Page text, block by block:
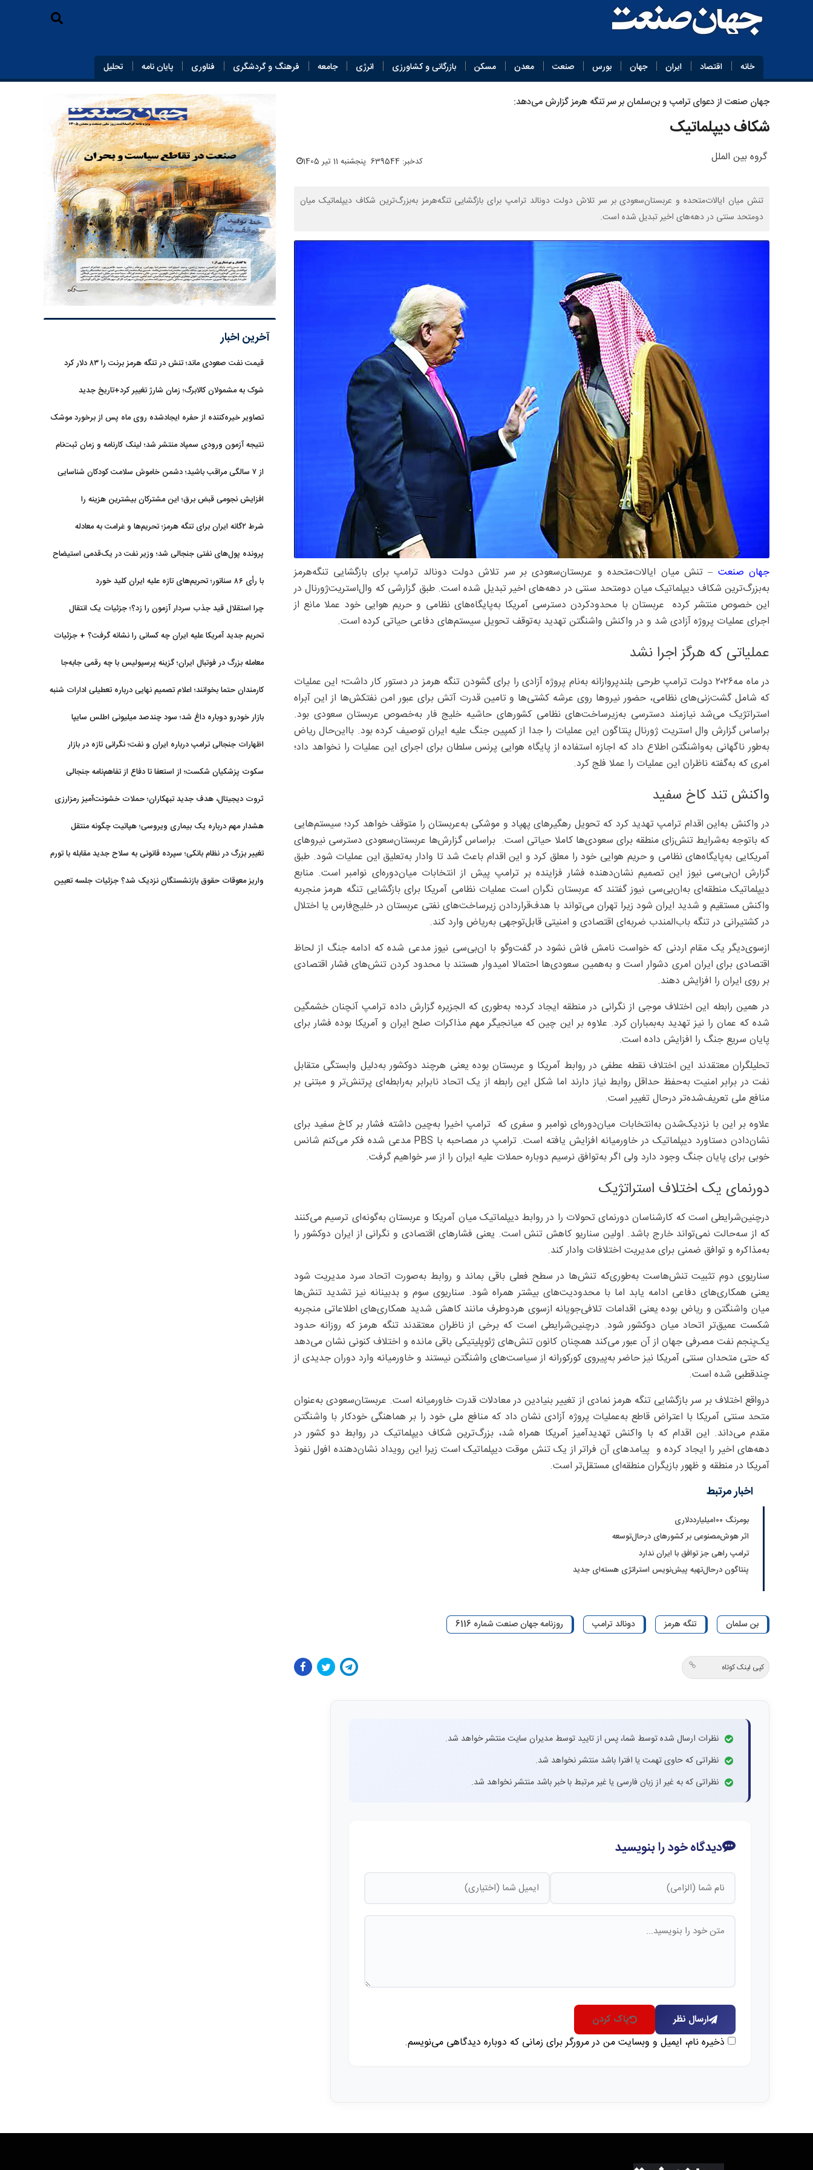
خانه اقتصاد ایران جهان بورس صنعت معدن مسکن بازرگانی و کشاورزی انرژی جامعه فرهنگ و گردشگری فناوری پایان‌ نامه تحلیل
جهان‌ صنعت از دعوای ترامپ و بن‌سلمان بر سر تنگه هرمز گزارش می‌دهد:
شکاف دیپلماتیک
گروه بین الملل کدخبر: 639544 پنجشنبه 11 تیر 1405
تنش میان ایالات‌متحده و عربستان‌سعودی بر سر تلاش دولت دونالد ترامپ برای بازگشایی تنگه‌هرمز به‌بزرگ‌ترین شکاف دیپلماتیک میان
دومتحد سنتی در دهه‌های اخیر تبدیل شده است.
جهان صنعت – تنش میان ایالات‌متحده و عربستان‌سعودی بر سر تلاش دولت دونالد ترامپ برای بازگشایی تنگه‌هرمز
به‌بزرگ‌ترین شکاف دیپلماتیک میان دومتحد سنتی در دهه‌های اخیر تبدیل شده است. طبق گزارشی که وال‌استریت‌‌ژورنال در
این خصوص منتشر کرده عربستان با محدودکردن دسترسی آمریکا به‌پایگاه‌های نظامی و حریم هوایی خود عملا مانع از
اجرای عملیات پروژه آزادی شد و در واکنش واشنگتن تهدید به‌توقف تحویل سیستم‌های دفاعی حیاتی کرده است.
عملیاتی که هرگز اجرا نشد
در ماه مه۲۰۲۶ دولت ترامپ طرحی بلندپروازانه به‌نام پروژه آزادی را برای گشودن تنگه هرمز در دستور کار داشت؛ این عملیات
که شامل گشت‌زنی‌های نظامی، حضور نیروها روی عرشه کشتی‌ها و تامین قدرت آتش برای عبور امن نفتکش‌ها از این آبراه
استراتژیک می‌شد نیازمند دسترسی به‌زیرساخت‌های نظامی کشورهای حاشیه خلیج فار به‌خصوص عربستان سعودی بود.
براساس گزارش وال استریت ژورنال پنتاگون این عملیات را جدا از کمپین جنگ علیه ایران توصیف کرده بود. بااین‌حال ریاض
به‌طور ناگهانی به‌واشنگتن اطلاع داد که اجازه استفاده از پایگاه هوایی پرنس سلطان برای اجرای این عملیات را نخواهد داد؛
امری که به‌گفته ناظران این عملیات را عملا فلج کرد.
واکنش تند کاخ سفید
در واکنش به‌این اقدام ترامپ تهدید کرد که تحویل رهگیرهای پهپاد و موشکی به‌عربستان را متوقف خواهد کرد؛ سیستم‌هایی
که باتوجه به‌شرایط تنش‌زای منطقه برای سعودی‌ها کاملا حیاتی است. براساس گزارش‌ها عربستان‌سعودی دسترسی نیروهای
آمریکایی به‌پایگاه‌های نظامی و حریم هوایی خود را معلق کرد و این اقدام باعث شد تا وادار به‌تعلیق این عملیات شود. طبق
گزارش ان‌بی‌سی نیوز این تصمیم نشان‌دهنده فشار فزاینده بر ترامپ پیش از انتخابات میان‌دوره‌ای نوامبر است. منابع
دیپلماتیک منطقه‌ای به‌ان‌بی‌سی نیوز گفتند که عربستان نگران است عملیات نظامی آمریکا برای بازگشایی تنگه هرمز منجربه
‌واکنش مستقیم و شدید ایران شود زیرا تهران می‌تواند با هدف‌قراردادن زیرساخت‌های نفتی عربستان در خلیج‌فارس یا اختلال
در کشتیرانی در تنگه باب‌المندب ضربه‌ای اقتصادی و امنیتی قابل‌توجهی به‌ریاض وارد کند.
ازسوی‌دیگر یک مقام اردنی که خواست نامش فاش نشود در گفت‌و‌گو با ان‌بی‌سی نیوز مدعی شده که ادامه جنگ از لحاظ
اقتصادی برای ایران امری دشوار است و به‌همین سعودی‌ها احتمالا امیدوار هستند با محدود کردن تنش‌های فشار اقتصادی
بر روی ایران را افزایش دهند.
در همین رابطه این اختلاف موجی از نگرانی در منطقه ایجاد کرده؛ به‌طوری که الجزیره گزارش داده ترامپ آنچنان خشمگین
شده که عمان را نیز تهدید به‌بمباران کرد. علاوه بر این چین که میانجیگر مهم مذاکرات صلح ایران و آمریکا بوده فشار برای
پایان سریع جنگ را افزایش داده است.
تحلیلگران معتقدند این اختلاف نقطه عطفی در روابط آمریکا و عربستان بوده یعنی هرچند دوکشور به‌دلیل وابستگی متقابل
نفت در برابر امنیت به‌حفظ حداقل روابط نیاز دارند اما شکل این رابطه از یک اتحاد نابرابر به‌رابطه‌ای پرتنش‌تر و مبتنی بر
منافع ملی تعریف‌شده‌تر درحال تغییر است.
علاوه بر این با نزدیک‌شدن به‌انتخابات میان‌دوره‌ای نوامبر و سفری که ترامپ اخیرا به‌چین داشته فشار بر کاخ سفید برای
نشان‌دادن دستاورد دیپلماتیک در خاورمیانه افزایش یافته است. ترامپ در مصاحبه با PBS مدعی شده فکر می‌کنم شانس
خوبی برای پایان جنگ وجود دارد ولی اگر به‌توافق نرسیم دوباره حملات علیه ایران را از سر خواهیم گرفت.
دورنمای یک اختلاف استراتژیک
درچنین‌شرایطی است که کارشناسان دورنمای تحولات را در روابط دیپلماتیک میان آمریکا و عربستان به‌گونه‌ای ترسیم می‌کنند
که از سه‌حالت نمی‌تواند خارج باشد. اولین سناریو کاهش تنش است. یعنی فشارهای اقتصادی و نگرانی از ایران دوکشور را
به‌مذاکره و توافق ضمنی برای مدیریت اختلافات وادار کند.
سناریوی دوم تثبیت تنش‌هاست به‌طوری‌که تنش‌ها در سطح فعلی باقی بماند و روابط به‌صورت اتحاد سرد مدیریت شود
یعنی همکاری‌های دفاعی ادامه یابد اما با محدودیت‌های بیشتر همراه شود. سناریوی سوم و بدبینانه نیز تشدید تنش‌ها
میان واشنگتن و ریاض بوده یعنی اقدامات تلافی‌جویانه ازسوی هردوطرف مانند کاهش شدید همکاری‌های اطلاعاتی منجربه
شکست عمیق‌تر اتحاد میان دوکشور شود. درچنین‌شرایطی است که برخی از ناظران معتقدند تنگه هرمز که روزانه حدود
یک‌پنجم نفت مصرفی جهان از آن عبور می‌کند همچنان کانون تنش‌های ژئوپلیتیکی باقی مانده و اختلاف کنونی نشان می‌دهد
که حتی متحدان سنتی آمریکا نیز حاضر به‌پیروی کورکورانه از سیاست‌های واشنگتن نیستند و خاورمیانه وارد دوران جدیدی از
چندقطبی شده است.
درواقع اختلاف بر سر بازگشایی تنگه هرمز نمادی از تغییر بنیادین در معادلات قدرت خاورمیانه است. عربستان‌سعودی به‌عنوان
متحد سنتی آمریکا با اعتراض قاطع به‌عملیات پروژه آزادی نشان داد که منافع ملی خود را بر هماهنگی خودکار با واشنگتن
مقدم می‌داند. این اقدام که با واکنش تهدیدآمیز آمریکا همراه شد، بزرگ‌ترین شکاف دیپلماتیک در روابط دو کشور در
دهه‌های اخیر را ایجاد کرده و پیامدهای آن فراتر از یک تنش موقت دیپلماتیک است زیرا این رویداد نشان‌دهنده افول نفوذ
آمریکا در منطقه و ظهور بازیگران منطقه‌ای مستقل‌تر است.
اخبار مرتبط
بومرنگ ۱۰۰میلیارددلاری
اثر هوش‌مصنوعی بر کشورهای درحال‌توسعه
ترامپ راهی جز توافق با ایران ندارد
پنتاگون درحال‌تهیه پیش‌نویس استراتژی هسته‌ای جدید
بن سلمان تنگه هرمز دونالد ترامپ روزنامه جهان صنعت شماره 6116
کپی لینک کوتاه
نظرات ارسال شده توسط شما، پس از تایید توسط مدیران سایت منتشر خواهد شد.
نظراتی که حاوی تهمت یا افترا باشد منتشر نخواهد شد.
نظراتی که به غیر از زبان فارسی یا غیر مرتبط با خبر باشد منتشر نخواهد شد.
دیدگاه خود را بنویسید
ارسال نظر پاک کردن
ذخیره نام، ایمیل و وبسایت من در مرورگر برای زمانی که دوباره دیدگاهی می‌نویسم.
آخرین اخبار
قیمت نفت صعودی ماند؛ تنش در تنگه هرمز برنت را ۸۳ دلار کرد
شوک به مشمولان کالابرگ؛ زمان شارژ تغییر کرد+تاریخ جدید
تصاویر خیره‌کننده از حفره ایجادشده روی ماه پس از برخورد موشک
نتیجه آزمون ورودی سمپاد منتشر شد؛ لینک کارنامه و زمان ثبت‌نام
از ۷ سالگی مراقب باشید؛ دشمن خاموش سلامت کودکان شناسایی
افزایش نجومی قبض برق؛ این مشترکان بیشترین هزینه را
شرط ۲گانه ایران برای تنگه هرمز؛ تحریم‌ها و غرامت به معادله
پرونده پول‌های نفتی جنجالی شد؛ وزیر نفت در یک‌قدمی استیضاح
با رأی ۸۶ سناتور؛ تحریم‌های تازه علیه ایران کلید خورد
چرا استقلال قید جذب سردار آزمون را زد؟؛ جزئیات یک انتقال
تحریم جدید آمریکا علیه ایران چه کسانی را نشانه گرفت؟ + جزئیات
معامله بزرگ در فوتبال ایران؛ گزینه پرسپولیس با چه رقمی جابه‌جا
کارمندان حتما بخوانند؛ اعلام تصمیم نهایی درباره تعطیلی ادارات شنبه
بازار خودرو دوباره داغ شد؛ سود چندصد میلیونی اطلس سایپا
اظهارات جنجالی ترامپ درباره ایران و نفت؛ نگرانی تازه در بازار
سکوت پزشکیان شکست؛ از استعفا تا دفاع از تفاهم‌نامه جنجالی
ثروت دیجیتال، هدف جدید تبهکاران؛ حملات خشونت‌آمیز رمزارزی
هشدار مهم درباره یک بیماری ویروسی؛ هپاتیت چگونه منتقل
تغییر بزرگ در نظام بانکی؛ سپرده قانونی به سلاح جدید مقابله با تورم
واریز معوقات حقوق بازنشستگان نزدیک شد؟ جزئیات جلسه تعیین